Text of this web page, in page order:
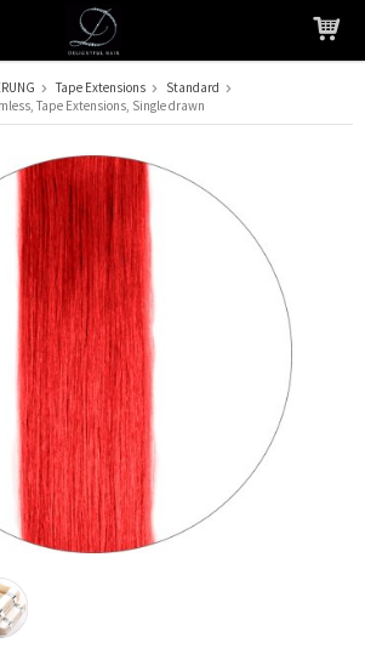
wurde in Ihren Warenkorb gelegt
Tape Extensions
Standard
Tape Extensions, Single drawn